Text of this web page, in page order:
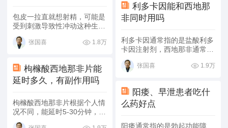
包皮一拉直就想射精，可能是
受到刺激导致性冲动这种生理
性因素引起的，也可能是急性
前列腺炎、包茎、植物神经功
性因素引起的，患者可通过一
般治疗、药物治疗等方式进行
改善。
张国喜 1.8万
枸橼酸西地那非片能
延时多久，有副作用吗
枸橼酸西地那非片根据个人情
况不同，能延时5-30分钟，具
有一定的副作用。 1.延时：枸
利多卡因能和西地那
非同时用吗
利多卡因通常指的是盐酸利多
卡因注射剂，西地那非通常指
的是
种药物，避免发生不良反应。
心律失常药和局麻药，可对中
枢神经系统产生兴奋和抑制的
双相作用，可能会引起嗜睡、
迷等不良反应。而 为勃起功能
张国喜 1.9万
阳痿、早泄患者吃什
么药好点
阳痿通常指的是勃起功能障